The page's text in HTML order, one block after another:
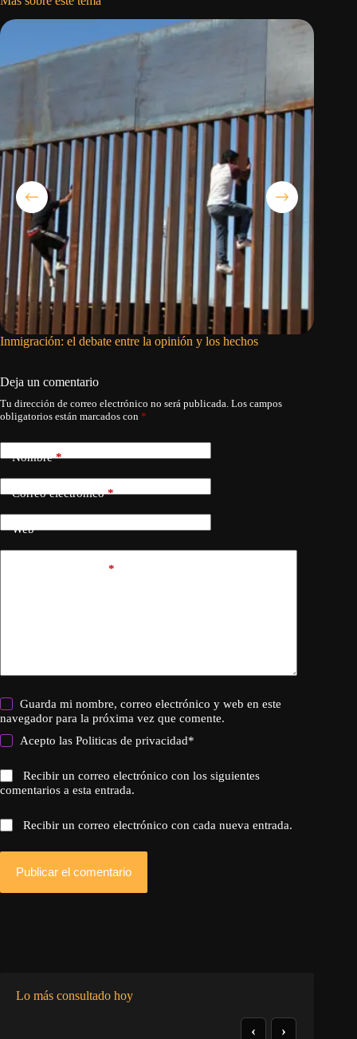
Inmigración: el debate entre la opinión y los hechos
Deja un comentario
Tu dirección de correo electrónico no será publicada. Los campos
obligatorios están marcados con *
Nombre*
Correo electrónico*
Web
*
Guarda mi nombre, correo electrónico y web en este
navegador para la próxima vez que comente.
Acepto lasPoliticas de privacidad*
Recibir un correo electrónico con los siguientes
comentarios a esta entrada.
Recibir un correo electrónico con cada nueva entrada.
Publicar el comentario
Lo más consultado hoy
‹ ›